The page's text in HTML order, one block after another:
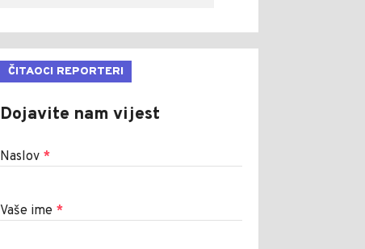
ČITAOCI REPORTERI
Dojavite nam vijest
Naslov *
Vaše ime *